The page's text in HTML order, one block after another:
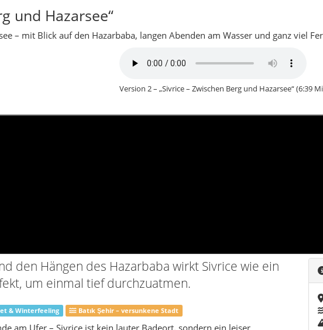
den Hängen des Hazarbaba wirkt Sivrice wie ein
um einmal tief durchzuatmen.
eine weite Wasserfläche, eingefasst von Bergen: der Hazarsee.
dem Ufer des Sees, liegt der Landkreis Sivrice. Die Häuser ziehen
davor Boote, Stege und simple Holzpavillons, in denen der
Ostanatoliens: Auf der einen Seite das tektonische Becken des
die zeigen, dass dieser Landkreis nicht nur eine Urlaubskulisse
Moscheen, Werkstätten und kleinen Läden, in denen man